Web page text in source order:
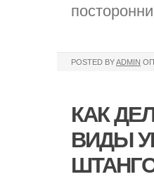
POSTED BYADMIN
КАК
ВИДЫ